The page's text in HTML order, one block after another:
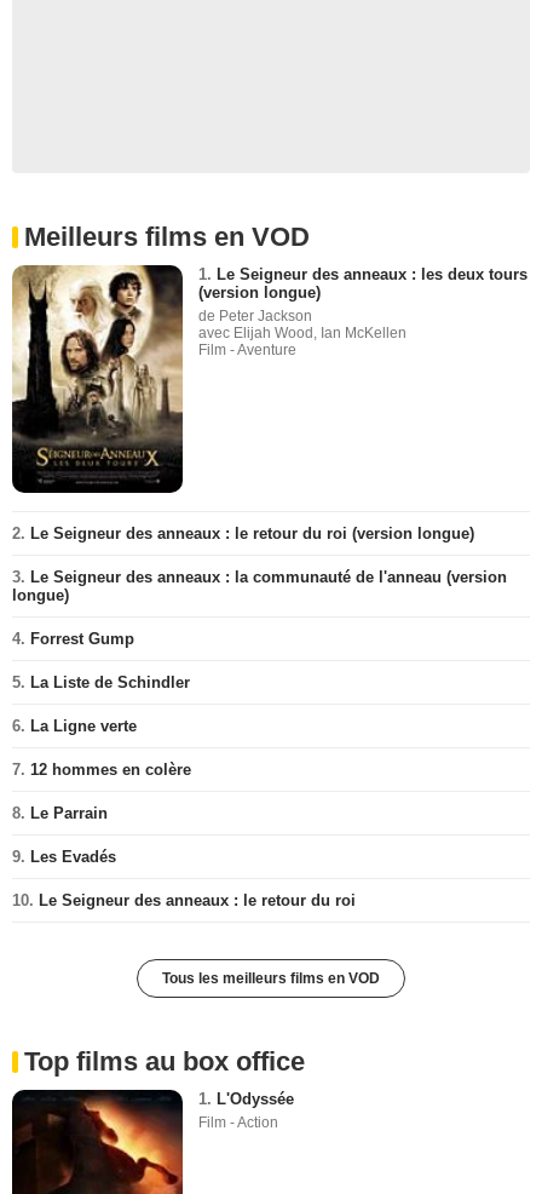
Meilleurs films en VOD
1. Le Seigneur des anneaux : les deux tours
(version longue)
de Peter Jackson
avec Elijah Wood, Ian McKellen
Film - Aventure
2. Le Seigneur des anneaux : le retour du roi (version longue)
3. Le Seigneur des anneaux : la communauté de l'anneau (version
longue)
4. Forrest Gump
5. La Liste de Schindler
6. La Ligne verte
7. 12 hommes en colère
8. Le Parrain
9. Les Evadés
10. Le Seigneur des anneaux : le retour du roi
Tous les meilleurs films en VOD
Top films au box office
1. L'Odyssée
Film - Action